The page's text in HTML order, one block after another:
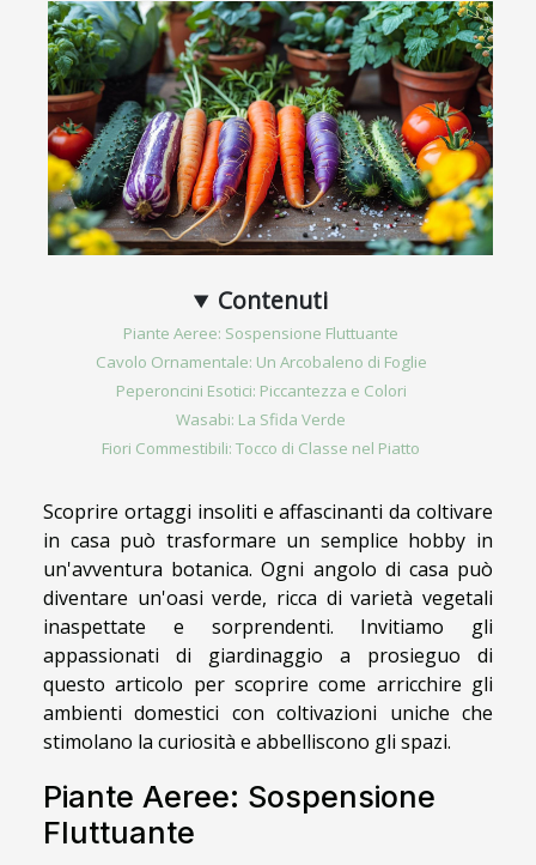
Contenuti
Piante Aeree: Sospensione Fluttuante
Cavolo Ornamentale: Un Arcobaleno di Foglie
Peperoncini Esotici: Piccantezza e Colori
Wasabi: La Sfida Verde
Fiori Commestibili: Tocco di Classe nel Piatto
Scoprire ortaggi insoliti e affascinanti da coltivare
in casa può trasformare un semplice hobby in
un'avventura botanica. Ogni angolo di casa può
diventare un'oasi verde, ricca di varietà vegetali
inaspettate e sorprendenti. Invitiamo gli
appassionati di giardinaggio a prosieguo di
questo articolo per scoprire come arricchire gli
ambienti domestici con coltivazioni uniche che
stimolano la curiosità e abbelliscono gli spazi.
Piante Aeree: Sospensione
Fluttuante